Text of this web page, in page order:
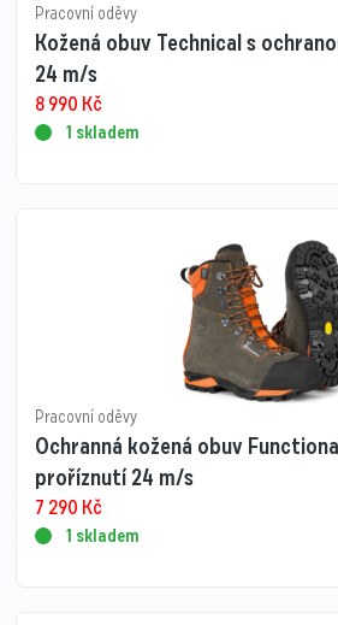
Pracovní oděvy
Kožená obuv Technical s
24 m/s
8 990 Kč
1 skladem
Pracovní oděvy
Ochranná kožená obuv
proříznutí 24 m/s
7 290 Kč
1 skladem